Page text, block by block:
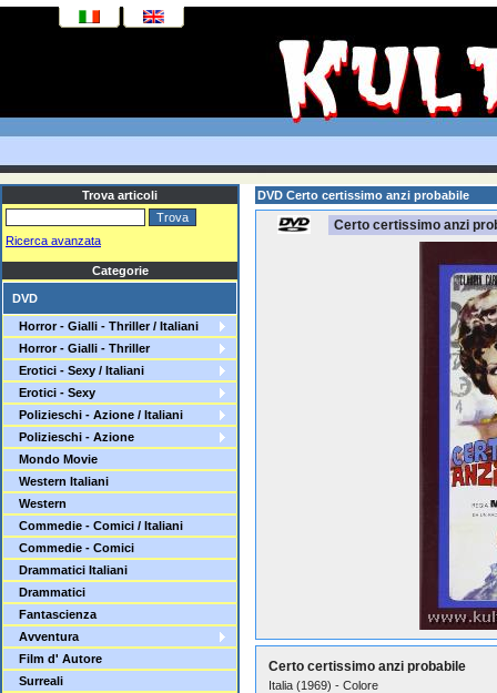
Trova articoli
Ricerca avanzata
Categorie
DVD
Horror - Gialli - Thriller / Italiani
Horror - Gialli - Thriller
Erotici - Sexy / Italiani
Erotici - Sexy
Polizieschi - Azione / Italiani
Polizieschi - Azione
Mondo Movie
Western Italiani
Western
Commedie - Comici / Italiani
Commedie - Comici
Drammatici Italiani
Drammatici
Fantascienza
Avventura
Film d' Autore
Surreali
DVD Certo certissimo anzi probabile
Certo certissimo anzi
Certo certissimo anzi probabile
Italia (1969) - Colore